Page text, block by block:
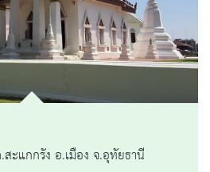
ะแกกรัง อ.เมือง จ.อุทัยธานี